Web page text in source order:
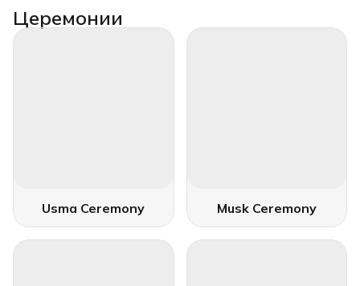
Церемонии
Usma Ceremony Musk Ceremony